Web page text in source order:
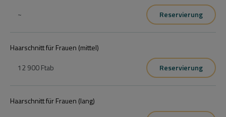
~
Reservierung
Haarschnitt für Frauen (mittel)
12 900 Ftab Reservierung
Haarschnitt für Frauen (lang)